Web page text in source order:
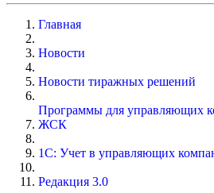
Главная
Новости
Новости тиражных решений
Программы для
ЖСК
1С: Учет в управляющих
Редакция 3.0